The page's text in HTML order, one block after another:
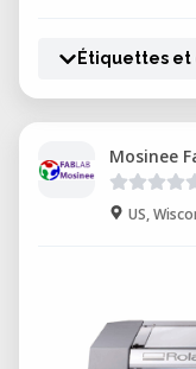
Étiquettes
Mosinee
US,